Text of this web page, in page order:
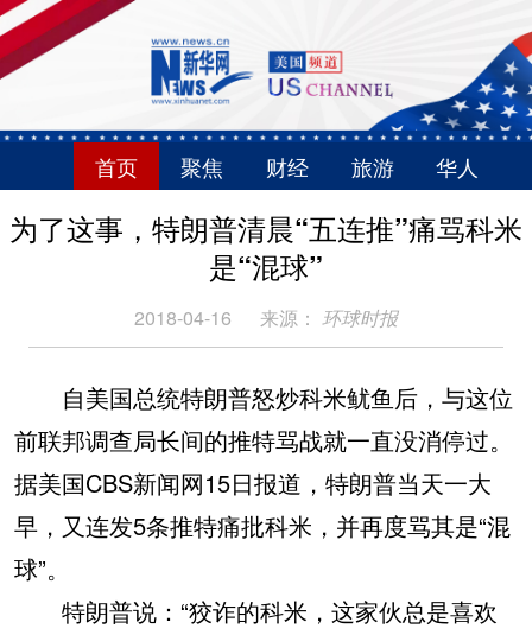
首页 聚焦 财经 旅游 华人
为了这事，特朗普清晨“五连推”痛骂科米
是“混球”
2018-04-16 来源： 环球时报
自美国总统特朗普怒炒科米鱿鱼后，与这位
前联邦调查局长间的推特骂战就一直没消停过。
据美国CBS新闻网15日报道，特朗普当天一大
早，又连发5条推特痛批科米，并再度骂其是“混
球”。
特朗普说：“狡诈的科米，这家伙总是喜欢